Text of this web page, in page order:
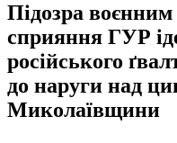
Підозра
сприяння ГУР
російського
до наруги над
Миколаївщини